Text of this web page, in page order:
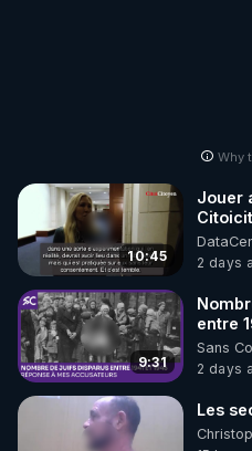
https://t.me/
👉 SALIM LAÏBI
• Blog Le libre Penseur :
https://
• Facebook :
https://
• Facebook :
https://
• Crowdbunker :
https://crowdbunker.com/
Why
10:45
Jouer
2 days
9:31
entre
à mes
Sans
2 days
Les